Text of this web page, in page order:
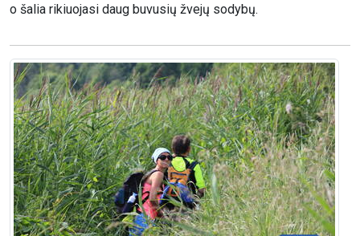
o šalia rikiuojasi daug buvusių žvejų sodybų.